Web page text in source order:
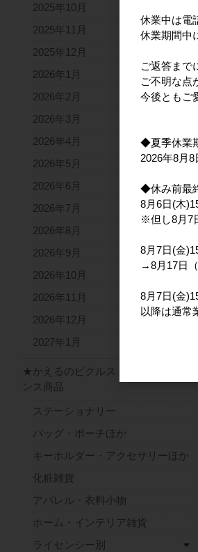
2025年10月
2025年11月
2025年12月
2026年1月
2026年2月
2026年3月
2026年4月
2026年5月
2026年6月
2026年7月
2026年8月
2026年9月
2026年10月
2026年11月
2026年12月
2027年1月
★かえるのピクルス ライセ
ンス商品
ステーショナリー
バッグ・ポーチほか
キーホルダー・アクセサリーほか
化粧雑貨
アパレル・衣料小物
ホーム・インテリア雑貨
ライセンシー別
休業中は電
休業期間中
ご返答まで
ご不明な点
今後ともご
◆夏季休業
2026年8月8
◆休み前最
8月6日(木
※但し8月7
8月7日(金
→8月17日
8月7日(金
以降は通常